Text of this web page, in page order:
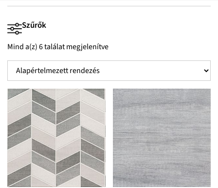
Szűrők
Mind a(z) 6 találat megjelenítve